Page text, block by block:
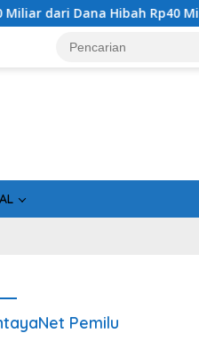
Hibah Rp40 Miliar
Pemilu